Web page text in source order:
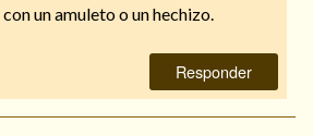
un amuleto o un hechizo.
Responder